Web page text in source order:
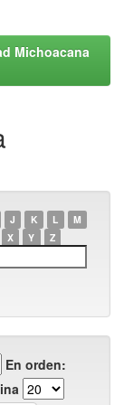
Michoacana
J K L
M
X Y Z
En orden: